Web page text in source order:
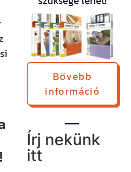
Bővebb
információ
Írj nekünk
itt